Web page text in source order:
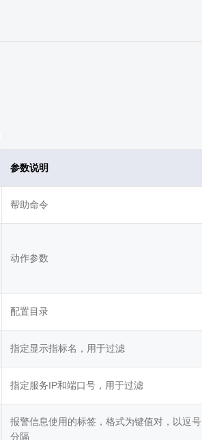
参数说明
帮助命令
动作参数
配置目录
指定显示指标名，用于过滤
指定服务IP和端口号，用于过滤
报警信息使用的标签，格式为键值对，以逗号
分隔